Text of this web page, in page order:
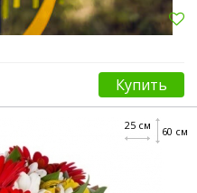
Купить
60 см
25 см